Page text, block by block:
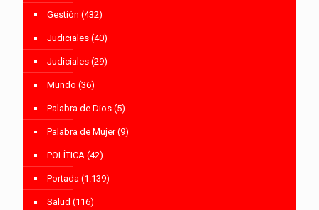
Gestión (432)
Judiciales (40)
Judiciales (29)
Mundo (36)
Palabra de Dios (5)
Palabra de Mujer(9)
POLÍTICA (42)
Portada (1.139)
Salud (116)